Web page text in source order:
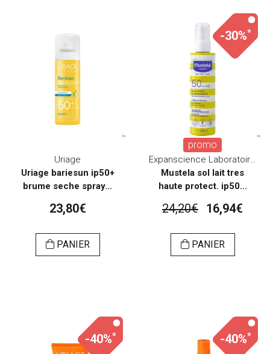
Uriage
Uriage bariesun ip50+
brume seche spray...
23,80€
PANIER
-30%*
promo
Expanscience Laboratoires
Mustela sol lait tres
haute protect. ip50...
24,20€ 16,94€
PANIER
-40%* -40%*